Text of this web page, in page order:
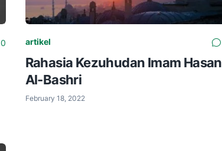
0 artikel
Rahasia Kezuhudan Imam Hasan
Al-Bashri
February 18, 2022